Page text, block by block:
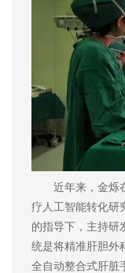
近年来，金烁在
疗人工智能转化研
的指导下，主持研
统是将精准肝胆外
全自动整合式肝脏